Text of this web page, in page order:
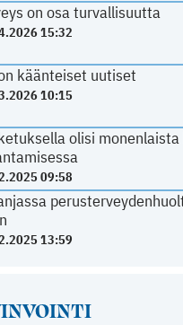
on osa turvallisuutta
15:32
käänteiset uutiset
10:15
olisi
09:58
13:59